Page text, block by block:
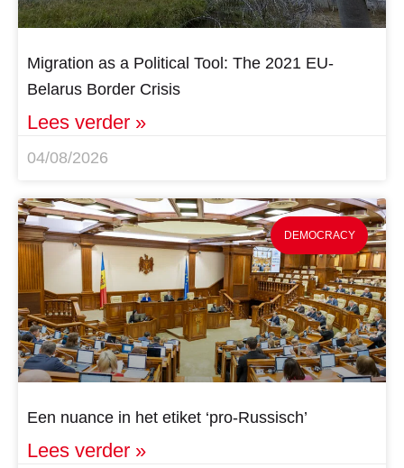
Migration as a Political Tool: The 2021 EU-
Belarus Border Crisis
Lees verder »
04/08/2026
DEMOCRACY
Een nuance in het etiket ‘pro-Russisch’
Lees verder »